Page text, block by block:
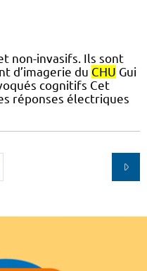
non-invasifs. Ils sont
d’imagerie du CHU Gui
cognitifs Cet
réponses électriques